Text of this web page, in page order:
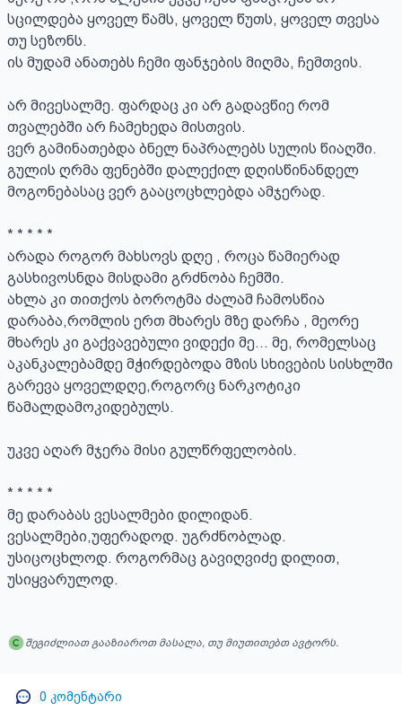
სცილდება ყოველ წამს, ყოველ წუთს, ყოველ თვესა
თუ სეზონს.
ის მუდამ ანათებს ჩემი ფანჯების მიღმა, ჩემთვის.
არ მივესალმე. ფარდაც კი არ გადავწიე რომ
თვალებში არ ჩამეხედა მისთვის.
ვერ გამინათებდა ბნელ ნაპრალებს სულის წიაღში.
გულის ღრმა ფენებში დალექილ დღისწინანდელ
მოგონებასაც ვერ გააცოცხლებდა ამჯერად.
* * * * *
არადა როგორ მახსოვს დღე , როცა წამიერად
გასხივოსნდა მისდამი გრძნობა ჩემში.
ახლა კი თითქოს ბოროტმა ძალამ ჩამოსწია
დარაბა,რომლის ერთ მხარეს მზე დარჩა , მეორე
მხარეს კი გაქვავებული ვიდექი მე... მე, რომელსაც
აკანკალებამდე მჭირდებოდა მზის სხივების სისხლში
გარევა ყოველდღე,როგორც ნარკოტიკი
წამალდამოკიდებულს.
უკვე აღარ მჯერა მისი გულწრფელობის.
* * * * *
მე დარაბას ვესალმები დილიდან.
ვესალმები,უფერადოდ. უგრძნობლად.
უსიცოცხლოდ. როგორმაც გავიღვიძე დილით,
უსიყვარულოდ.
შეგიძლიათ გააზიაროთ მასალა, თუ მიუთითებთ ავტორს.
0 კომენტარი